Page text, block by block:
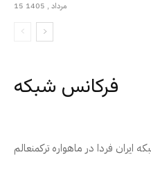
15 مرداد , 1405
فرکانس شبکه